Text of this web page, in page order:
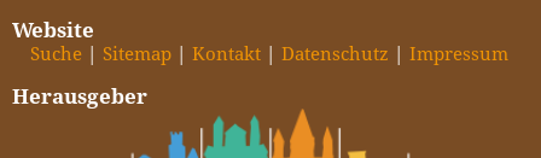
Website
Suche Sitemap Kontakt Datenschutz Impressum
Herausgeber